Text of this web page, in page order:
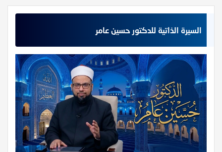
السيرة الذاتية للدكتور حسين عامر